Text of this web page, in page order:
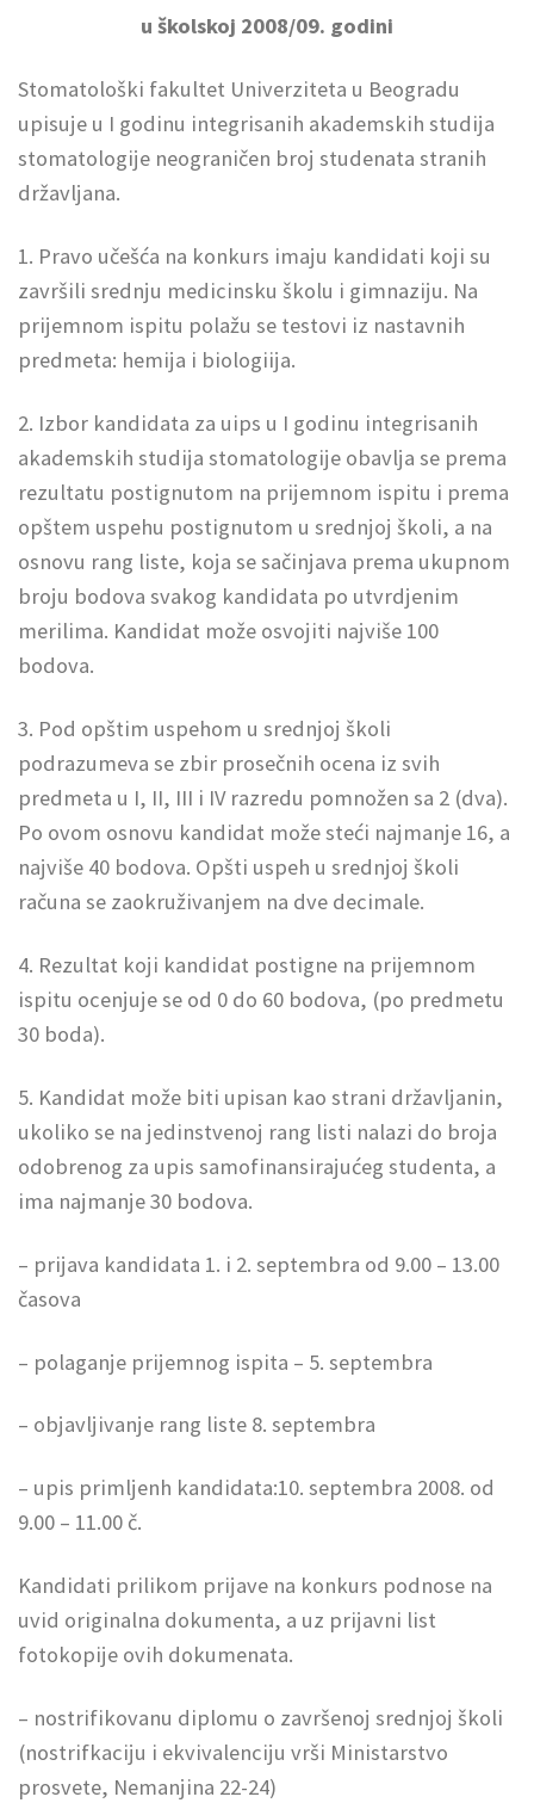
u školskoj 2008/09. godini
Stomatološki fakultet Univerziteta u Beogradu
upisuje u I godinu integrisanih akademskih studija
stomatologije neograničen broj studenata stranih
državljana.
1. Pravo učešća na konkurs imaju kandidati koji su
završili srednju medicinsku školu i gimnaziju. Na
prijemnom ispitu polažu se testovi iz nastavnih
predmeta: hemija i biologiija.
2. Izbor kandidata za uips u I godinu integrisanih
akademskih studija stomatologije obavlja se prema
rezultatu postignutom na prijemnom ispitu i prema
opštem uspehu postignutom u srednjoj školi, a na
osnovu rang liste, koja se sačinjava prema ukupnom
broju bodova svakog kandidata po utvrdjenim
merilima. Kandidat može osvojiti najviše 100
bodova.
3. Pod opštim uspehom u srednjoj školi
podrazumeva se zbir prosečnih ocena iz svih
predmeta u I, II, III i IV razredu pomnožen sa 2 (dva).
Po ovom osnovu kandidat može steći najmanje 16, a
najviše 40 bodova. Opšti uspeh u srednjoj školi
računa se zaokruživanjem na dve decimale.
4. Rezultat koji kandidat postigne na prijemnom
ispitu ocenjuje se od 0 do 60 bodova, (po predmetu
30 boda).
5. Kandidat može biti upisan kao strani državljanin,
ukoliko se na jedinstvenoj rang listi nalazi do broja
odobrenog za upis samofinansirajućeg studenta, a
ima najmanje 30 bodova.
– prijava kandidata 1. i 2. septembra od 9.00 – 13.00
časova
– polaganje prijemnog ispita – 5. septembra
– objavljivanje rang liste 8. septembra
– upis primljenh kandidata:10. septembra 2008. od
9.00 – 11.00 č.
Kandidati prilikom prijave na konkurs podnose na
uvid originalna dokumenta, a uz prijavni list
fotokopije ovih dokumenata.
– nostrifikovanu diplomu o završenoj srednjoj školi
(nostrifkaciju i ekvivalenciju vrši Ministarstvo
prosvete, Nemanjina 22-24)